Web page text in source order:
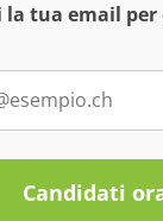
la tua email
Candidati